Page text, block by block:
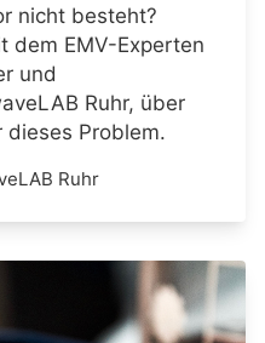
nicht besteht?
dem EMV-Experten
und
Ruhr, über
dieses Problem.
Ruhr